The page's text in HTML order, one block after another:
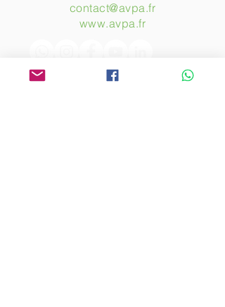
contact@avpa.fr
www.avpa.fr
Inviaci un messaggio